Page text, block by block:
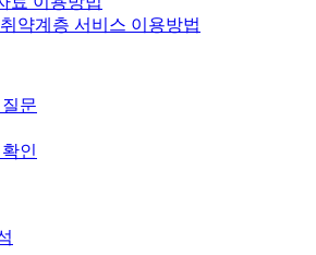
약계층 서비스 이용방법
문
인